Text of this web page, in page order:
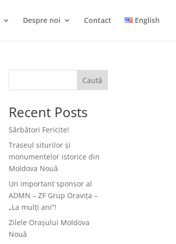
Despre noi Contact English
Caută
Recent Posts
Sărbători Fericite!
Traseul siturilor și
monumentelor istorice din
Moldova Nouă
Un important sponsor al
ADMN – ZF Grup Oravița –
„La mulți ani”!
Zilele Orașului Moldova
Nouă